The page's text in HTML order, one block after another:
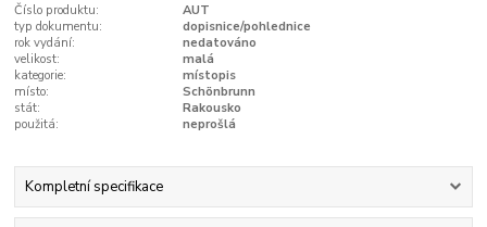
Číslo produktu:
AUT
typ dokumentu:
dopisnice/pohlednice
rok vydání:
nedatováno
velikost:
malá
kategorie:
místopis
místo:
Schönbrunn
stát:
Rakousko
použitá:
neprošlá
Kompletní specifikace